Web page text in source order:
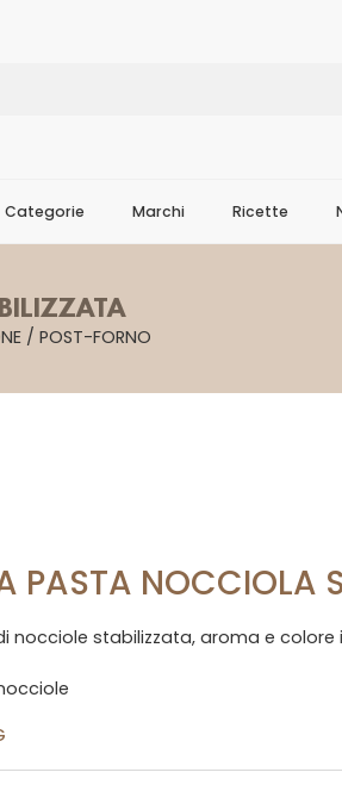
Categorie Marchi Ricette
/ POST-FORNO
PASTA NOCCIOLA
nocciole stabilizzata, aroma e colore